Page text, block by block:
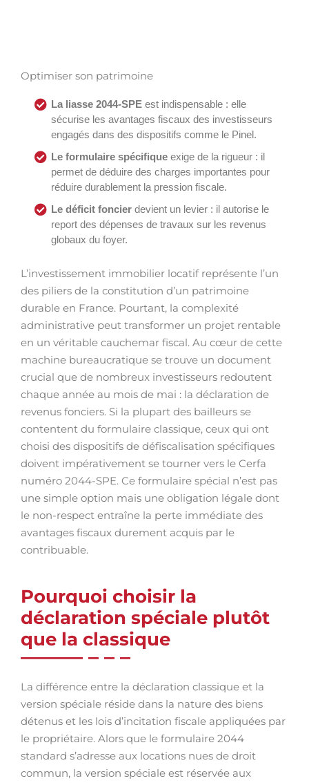
Optimiser son patrimoine
La liasse 2044-SPE est indispensable : elle
sécurise les avantages fiscaux des investisseurs
engagés dans des dispositifs comme le Pinel.
Le formulaire spécifique exige de la rigueur : il
permet de déduire des charges importantes pour
réduire durablement la pression fiscale.
Le déficit foncier devient un levier : il autorise le
report des dépenses de travaux sur les revenus
globaux du foyer.
L’investissement immobilier locatif représente l’un
des piliers de la constitution d’un patrimoine
durable en France. Pourtant, la complexité
administrative peut transformer un projet rentable
en un véritable cauchemar fiscal. Au cœur de cette
machine bureaucratique se trouve un document
crucial que de nombreux investisseurs redoutent
chaque année au mois de mai : la déclaration de
revenus fonciers. Si la plupart des bailleurs se
contentent du formulaire classique, ceux qui ont
choisi des dispositifs de défiscalisation spécifiques
doivent impérativement se tourner vers le Cerfa
numéro 2044-SPE. Ce formulaire spécial n’est pas
une simple option mais une obligation légale dont
le non-respect entraîne la perte immédiate des
avantages fiscaux durement acquis par le
contribuable.
Pourquoi choisir la
déclaration spéciale plutôt
que la classique
La différence entre la déclaration classique et la
version spéciale réside dans la nature des biens
détenus et les lois d’incitation fiscale appliquées par
le propriétaire. Alors que le formulaire 2044
standard s’adresse aux locations nues de droit
commun, la version spéciale est réservée aux